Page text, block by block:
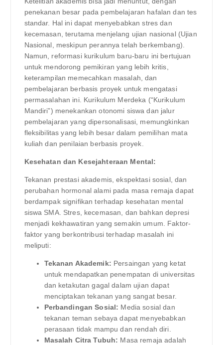
penekanan besar pada pembelajaran hafalan dan tes
standar. Hal ini dapat menyebabkan stres dan
kecemasan, terutama menjelang ujian nasional (Ujian
Nasional, meskipun perannya telah berkembang).
Namun, reformasi kurikulum baru-baru ini bertujuan
untuk mendorong pemikiran yang lebih kritis,
keterampilan memecahkan masalah, dan
pembelajaran berbasis proyek untuk mengatasi
permasalahan ini. Kurikulum Merdeka (“Kurikulum
Mandiri”) menekankan otonomi siswa dan jalur
pembelajaran yang dipersonalisasi, memungkinkan
fleksibilitas yang lebih besar dalam pemilihan mata
kuliah dan penilaian berbasis proyek.
Kesehatan dan Kesejahteraan Mental:
Tekanan prestasi akademis, ekspektasi sosial, dan
perubahan hormonal alami pada masa remaja dapat
berdampak signifikan terhadap kesehatan mental
siswa SMA. Stres, kecemasan, dan bahkan depresi
menjadi kekhawatiran yang semakin umum. Faktor-
faktor yang berkontribusi terhadap masalah ini
meliputi:
Tekanan Akademik: Persaingan yang ketat
untuk mendapatkan penempatan di universitas
dan ketakutan gagal dalam ujian dapat
menciptakan tekanan yang sangat besar.
Perbandingan Sosial: Media sosial dan
tekanan teman sebaya dapat menyebabkan
perasaan tidak mampu dan rendah diri.
Masalah Citra Tubuh: Masa remaja adalah